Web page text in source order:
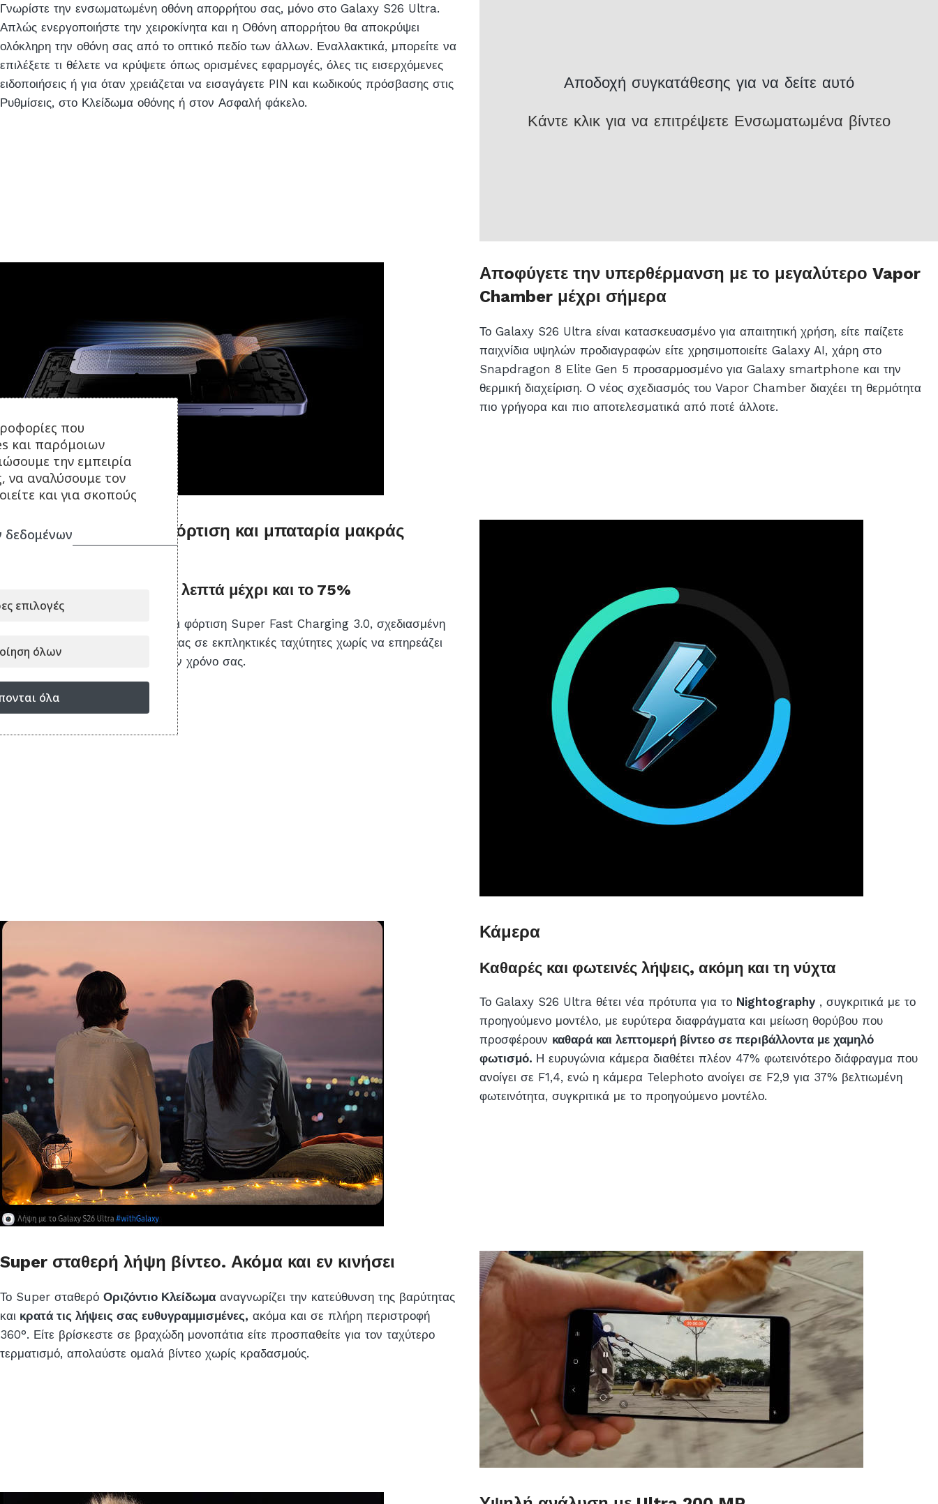
Γνωρίστε την ενσωματωμένη οθόνη απορρήτου σας, μόνο στο Galaxy S26 Ultra.
Απλώς ενεργοποιήστε την χειροκίνητα και η Οθόνη απορρήτου θα αποκρύψει
ολόκληρη την οθόνη σας από το οπτικό πεδίο των άλλων. Εναλλακτικά, μπορείτε να
επιλέξετε τι θέλετε να κρύψετε όπως ορισμένες εφαρμογές, όλες τις εισερχόμενες
ειδοποιήσεις ή για όταν χρειάζεται να εισαγάγετε PIN και κωδικούς πρόσβασης στις
Ρυθμίσεις, στο Κλείδωμα οθόνης ή στον Ασφαλή φάκελο.
Αποδοχή συγκατάθεσης για να δείτε αυτό
Κάντε κλικ για να επιτρέψετε Ενσωματωμένα βίντεο
Απoφύγετε την υπερθέρμανση με το μεγαλύτερο Vapor
Chamber μέχρι σήμερα
Το Galaxy S26 Ultra είναι κατασκευασμένο για απαιτητική χρήση, είτε παίζετε
παιχνίδια υψηλών προδιαγραφών είτε χρησιμοποιείτε Galaxy AI, χάρη στο
Snapdragon 8 Elite Gen 5 προσαρμοσμένο για Galaxy smartphone και την
θερμική διαχείριση. Ο νέος σχεδιασμός του Vapor Chamber διαχέει τη θερμότητα
πιο γρήγορα και πιο αποτελεσματικά από ποτέ άλλοτε.
Εξαιρετικά γρήγορη φόρτιση και μπαταρία μακράς
Φορτίστε σε περίπου 30 λεπτά μέχρι και το 75%
Το Galaxy S26 Ultra υποστηρίζει φόρτιση Super Fast Charging 3.0, σχεδιασμένη
για να ανεφοδιάζει τη συσκευή σας σε εκπληκτικές ταχύτητες χωρίς να επηρεάζει
την ποιότητα της μπαταρίας ή τον χρόνο σας.
Κάμερα
Καθαρές και φωτεινές λήψεις, ακόμη και τη νύχτα
Το Galaxy S26 Ultra θέτει νέα πρότυπα για το Nightography , συγκριτικά με το
προηγούμενο μοντέλο, με ευρύτερα διαφράγματα και μείωση θορύβου που
προσφέρουν καθαρά και λεπτομερή βίντεο σε περιβάλλοντα με χαμηλό
φωτισμό. Η ευρυγώνια κάμερα διαθέτει πλέον 47% φωτεινότερο διάφραγμα που
ανοίγει σε F1,4, ενώ η κάμερα Telephoto ανοίγει σε F2,9 για 37% βελτιωμένη
φωτεινότητα, συγκριτικά με το προηγούμενο μοντέλο.
Super σταθερή λήψη βίντεο. Ακόμα και εν κινήσει
Το Super σταθερό Οριζόντιο Κλείδωμα αναγνωρίζει την κατεύθυνση της βαρύτητας
και κρατά τις λήψεις σας ευθυγραμμισμένες, ακόμα και σε πλήρη περιστροφή
360°. Είτε βρίσκεστε σε βραχώδη μονοπάτια είτε προσπαθείτε για τον ταχύτερο
τερματισμό, απολαύστε ομαλά βίντεο χωρίς κραδασμούς.
που
και παρόμοιων
την εμπειρία
να αναλύσουμε τον
και για σκοπούς
επιλογές
όλων
όλα